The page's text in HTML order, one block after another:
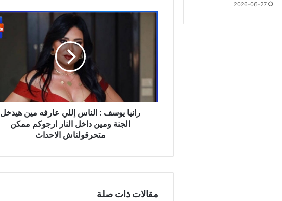
رانيا
مين
هيدخل
الجنة
رانيا يوسف : الناس إللي عارفه مين هيدخل
الجنة ومين داخل النار ارجوكم ممكن
متحرقولناش الاحداث
مقالات ذات صلة
2026-06-27